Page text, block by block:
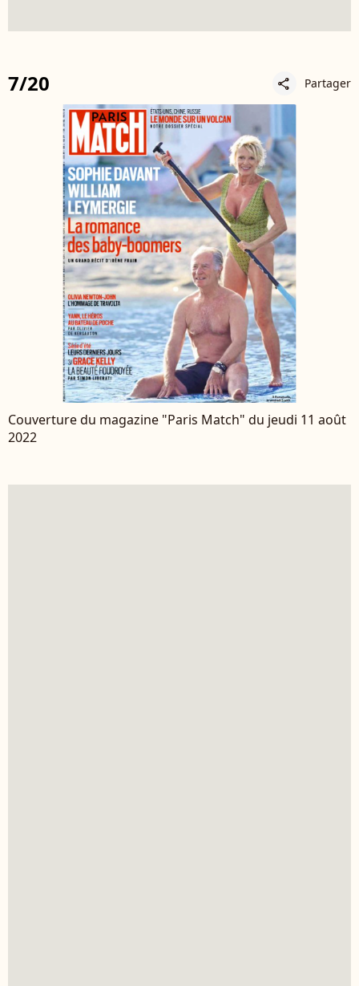
7/20 share Partager
Couverture du magazine "Paris Match" du jeudi 11 août
2022